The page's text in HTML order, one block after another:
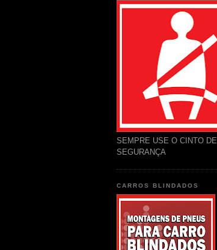
SEMPRE USE O CINTO DE
SEGURANÇA
CARROS BLINDADOS